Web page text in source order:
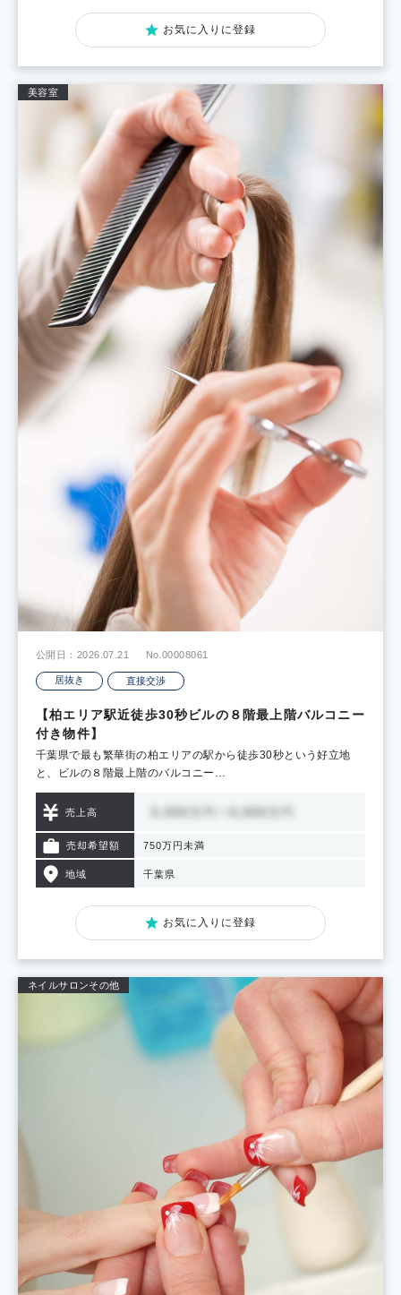
お気に入りに登録
美容室
公開日：2026.07.21 No.00008061
居抜き 直接交渉
【柏エリア駅近徒歩30秒ビルの８階最上階バルコニー
付き物件】
千葉県で最も繁華街の柏エリアの駅から徒歩30秒という好立地
と、ビルの８階最上階のバルコニー…
売上高
売却希望額 750万円未満
地域 千葉県
お気に入りに登録
ネイルサロンその他